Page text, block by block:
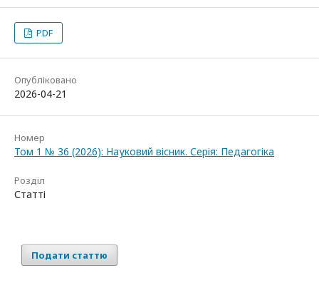
PDF
Опубліковано
2026-04-21
Номер
Том 1 № 36 (2026): Науковий вісник. Серія: Педагогіка
Розділ
Статті
Подати статтю